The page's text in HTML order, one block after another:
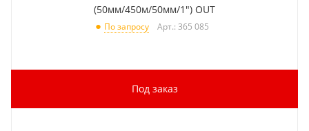
(50мм/450м/50мм/1") OUT
По запросу Арт.: 365 085
Под заказ